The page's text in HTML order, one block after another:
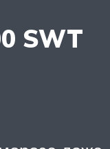
SWT